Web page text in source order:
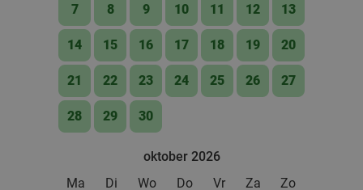
7 8 9 10 11 12 13
14 15 16 17 18 19 20
21 22 23 24 25 26 27
28 29 30
oktober 2026
Ma
Di Wo Do Vr Za Zo